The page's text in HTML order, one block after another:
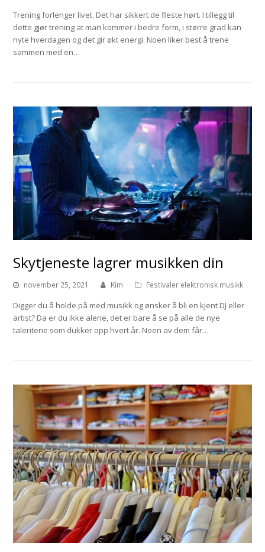
Trening forlenger livet. Det har sikkert de fleste hørt. I tillegg til
dette gjør trening at man kommer i bedre form, i større grad kan
nyte hverdagen og det gir økt energi. Noen liker best å trene
sammen med en…
Skytjeneste lagrer musikken din
november 25, 2021 Kim Festivaler elektronisk musikk
Digger du å holde på med musikk og ønsker å bli en kjent DJ eller
artist? Da er du ikke alene, det er bare å se på alle de nye
talentene som dukker opp hvert år. Noen av dem får…